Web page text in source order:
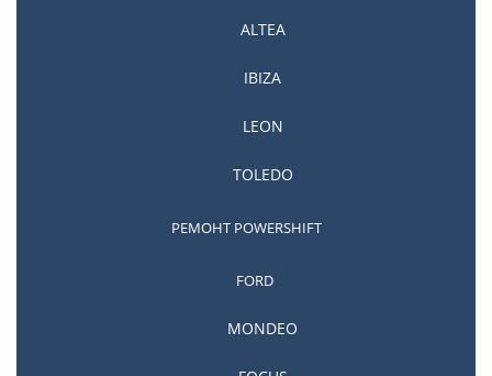
ALTEA
IBIZA
LEON
TOLEDO
РЕМОНТ POWERSHIFT
FORD
MONDEO
Ремонт PowerShift Volvo